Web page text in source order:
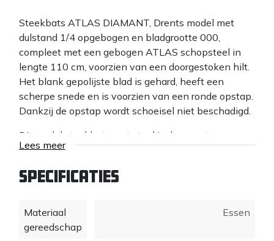
Steekbats ATLAS DIAMANT, Drents model met
dulstand 1/4 opgebogen en bladgrootte 000,
compleet met een gebogen ATLAS schopsteel in
lengte 110 cm, voorzien van een doorgestoken hilt.
Het blank gepolijste blad is gehard, heeft een
scherpe snede en is voorzien van een ronde opstap.
Dankzij de opstap wordt schoeisel niet beschadigd.
Dit model steekbats met steel is de meest
gevraagde uitvoering.
De ESSEN ATLAS schopsteel is gemaakt uit Essen
in een klimaatkamer computergestuurd
teruggedroogd. Hierdoor krimpt de steel niet, blijft
Lees meer
Specificaties
Materiaal
gereedschap
Essen